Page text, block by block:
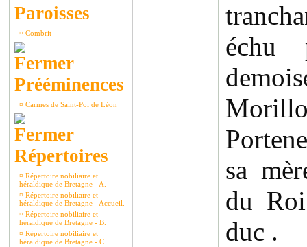
Paroisses
¤ Combrit
Prééminences
¤ Carmes de Saint-Pol de Léon
Répertoires
¤ Répertoire nobiliaire et
héraldique de Bretagne - A.
¤ Répertoire nobiliaire et
héraldique de Bretagne - Accueil.
¤ Répertoire nobiliaire et
héraldique de Bretagne - B.
¤ Répertoire nobiliaire et
héraldique de Bretagne - C.
sa
du
duc .